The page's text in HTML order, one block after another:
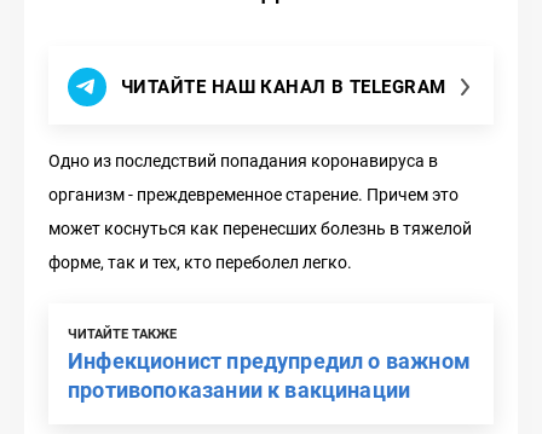
ЧИТАЙТЕ НАШ КАНАЛ В TELEGRAM
Одно из последствий попадания коронавируса в
организм - преждевременное старение. Причем это
может коснуться как перенесших болезнь в тяжелой
форме, так и тех, кто переболел легко.
ЧИТАЙТЕ ТАКЖЕ
Инфекционист предупредил о важном
противопоказании к вакцинации